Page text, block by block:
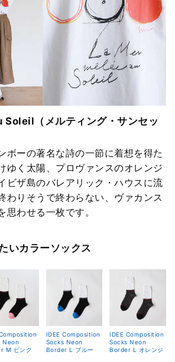
（メルティング・サンセッ
ボーの著名な詩の一節に着想を得た
ゆく太陽、プロヴァンスのオレンジ
ビザ島のバレアリック・ハウスに流
わりそうで終わらない、ヴァカンス
わせる一枚です。
いカラーソックス
Neon
M ピンク
IDEE Composition
Socks Neon
Border L ブルー
IDEE Composition
Socks Neon
Border L オレンジ